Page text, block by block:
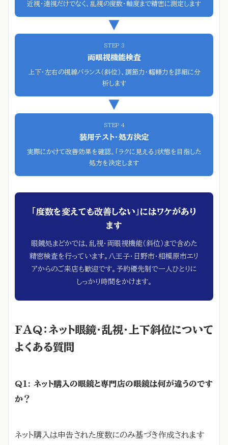
近視・遠視だけでなく、乱視の度数・軸度まで精密に測定します
▼
STEP 3
両眼視機能検査
上下・左右の視線バランス（斜位）、調節力・輻輳力を詳細に分
析します
▼
STEP 4
装用テスト・処方決定
実際にかけて改善効果を確認。「ラクに見える」状態を目指した
処方を決定します
「度数を変えても改善しない」にはワケがあり
ます
眼鏡処まどかでは、乱視・両眼視機能（斜位）まで含めた
精密検査を行っています。八王子・日野市・相模原市エリ
アからのご来店も歓迎です。予約優先制で一人ひとりに
しっかり時間をかけます。
FAQ：ネット眼鏡・乱視・上下斜位について
よくある質問
Q1: ネット購入の眼鏡と専門店の眼鏡は何が違うのです
か？
ネット購入は申告された度数にのみ基づき作成されます